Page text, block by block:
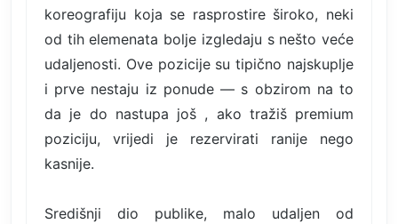
koreografiju koja se rasprostire široko, neki
od tih elemenata bolje izgledaju s nešto veće
udaljenosti. Ove pozicije su tipično najskuplje
i prve nestaju iz ponude — s obzirom na to
da je do nastupa još , ako tražiš premium
poziciju, vrijedi je rezervirati ranije nego
kasnije.
Središnji dio publike, malo udaljen od